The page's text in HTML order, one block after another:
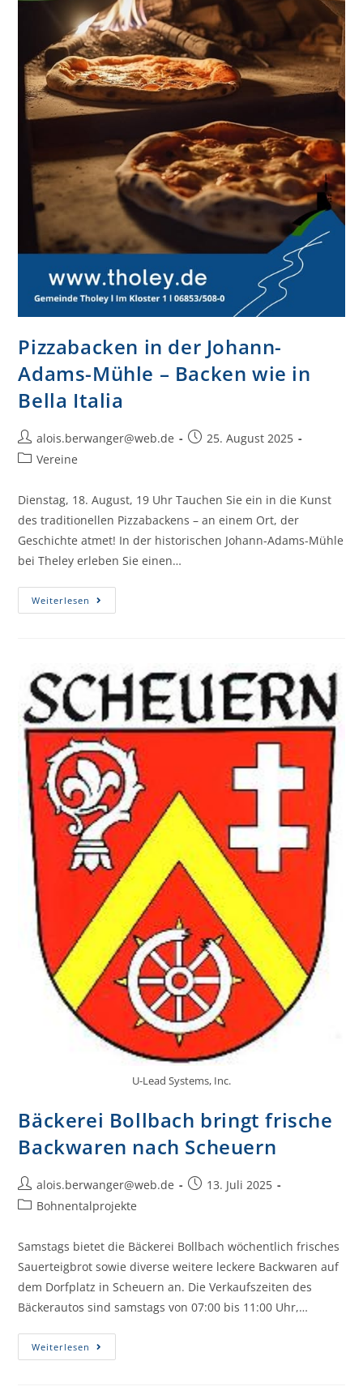
Pizzabacken in der Johann-
Adams-Mühle – Backen wie in
Bella Italia
alois.berwanger@web.de
25. August 2025
Vereine
Dienstag, 18. August, 19 Uhr Tauchen Sie ein in die Kunst
des traditionellen Pizzabackens – an einem Ort, der
Geschichte atmet! In der historischen Johann-Adams-Mühle
bei Theley erleben Sie einen…
Weiterlesen
U-Lead Systems, Inc.
Bäckerei Bollbach bringt frische
Backwaren nach Scheuern
alois.berwanger@web.de
13. Juli 2025
Bohnentalprojekte
Samstags bietet die Bäckerei Bollbach wöchentlich frisches
Sauerteigbrot sowie diverse weitere leckere Backwaren auf
dem Dorfplatz in Scheuern an. Die Verkaufszeiten des
Bäckerautos sind samstags von 07:00 bis 11:00 Uhr,…
Weiterlesen